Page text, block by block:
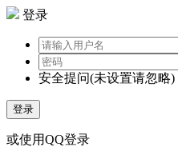
登录
安全提问(未设置请忽略)
登录
或使用QQ登录